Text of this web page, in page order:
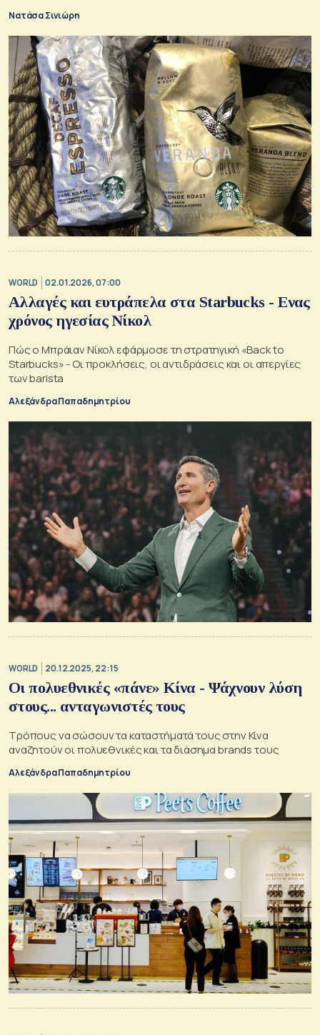
Νατάσα Σινιώρη
WORLD 02.01.2026, 07:00
Αλλαγές και ευτράπελα στα Starbucks - Ενας
χρόνος ηγεσίας Νίκολ
Πώς ο Μπράιαν Νίκολ εφάρμοσε τη στρατηγική «Back to
Starbucks» - Οι προκλήσεις, οι αντιδράσεις και οι απεργίες
των barista
Αλεξάνδρα Παπαδημητρίου
WORLD 20.12.2025, 22:15
Οι πολυεθνικές «πάνε» Κίνα - Ψάχνουν λύση
στους... ανταγωνιστές τους
Τρόπους να σώσουν τα καταστήματά τους στην Κίνα
αναζητούν οι πολυεθνικές και τα διάσημα brands τους
Αλεξάνδρα Παπαδημητρίου